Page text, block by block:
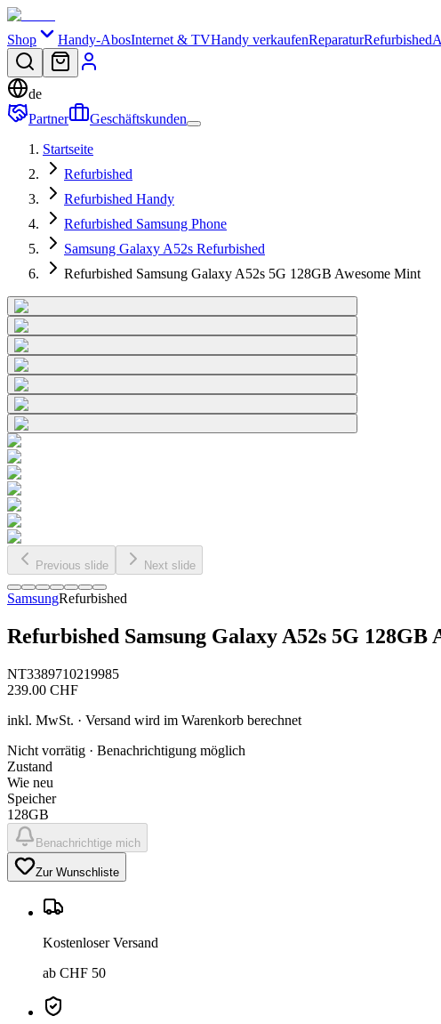
Shop Handy-AbosInternet & TVHandy verkaufenReparaturRefurbished
de
Partner
Geschäftskunden
Startseite
Refurbished
Refurbished Handy
Refurbished Samsung Phone
Samsung Galaxy A52s Refurbished
Refurbished Samsung Galaxy A52s 5G 128GB Awesome Mint
Previous slide Next slide
SamsungRefurbished
Refurbished Samsung Galaxy A52s 5G 128GB
NT3389710219985
239.00 CHF
inkl. MwSt. · Versand wird im Warenkorb berechnet
Nicht vorrätig · Benachrichtigung möglich
Zustand
Wie neu
Speicher
128GB
Benachrichtige mich
Zur Wunschliste
Kostenloser Versand
ab CHF 50